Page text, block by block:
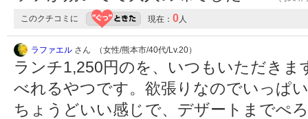
このクチコミに 現在： 0 人
ラファエル さん （女性/熊本市/40代/Lv.20）
ランチ1,250円のを、いつもいただき
べれるやつです。欲張りなのでいっぱ
ちょうどいい感じで、デザートまでぺ